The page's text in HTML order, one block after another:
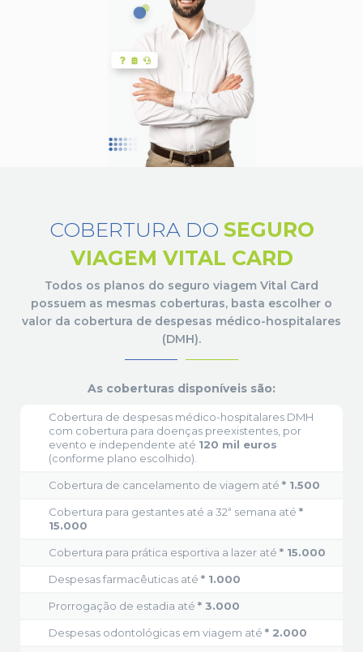
COBERTURA DO SEGURO
VIAGEM VITAL CARD
Todos os planos do seguro viagem Vital Card
possuem as mesmas coberturas, basta escolher o
valor da cobertura de despesas médico-hospitalares
(DMH).
As coberturas disponíveis são:
Cobertura de despesas médico-hospitalares DMH
com cobertura para doenças preexistentes, por
evento e independente até 120 mil euros
(conforme plano escolhido).
Cobertura de cancelamento de viagem até * 1.500
Cobertura para gestantes até a 32ª semana até *
15.000
Cobertura para prática esportiva a lazer até * 15.000
Despesas farmacêuticas até * 1.000
Prorrogação de estadia até * 3.000
Despesas odontológicas em viagem até * 2.000